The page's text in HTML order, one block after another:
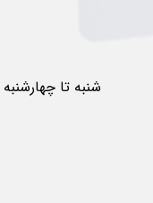
شنبه تا چهارشنبه ۰۹:۰۰ - ۱۷:۰۰ پنجشنبه ۰۹:۰۰ تا ۱۳:۰۰